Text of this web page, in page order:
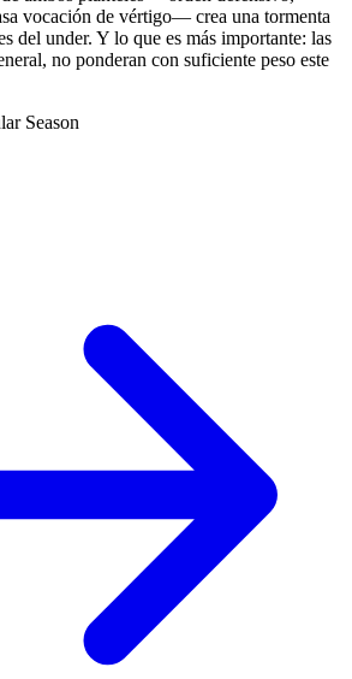
vocación de vértigo— crea una tormenta
del under. Y lo que es más importante: las
no ponderan con suficiente peso este
Season